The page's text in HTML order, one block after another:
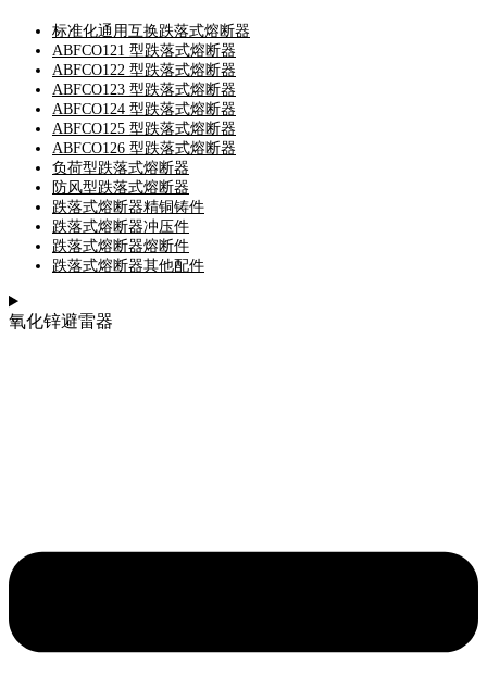
标准化通用互换跌落式熔断器
ABFCO121 型跌落式熔断器
ABFCO122 型跌落式熔断器
ABFCO123 型跌落式熔断器
ABFCO124 型跌落式熔断器
ABFCO125 型跌落式熔断器
ABFCO126 型跌落式熔断器
负荷型跌落式熔断器
防风型跌落式熔断器
跌落式熔断器精铜铸件
跌落式熔断器冲压件
跌落式熔断器熔断件
跌落式熔断器其他配件
氧化锌避雷器